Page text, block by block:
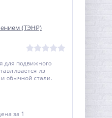
(ТЭНР)
для подвижного
из
обычной стали.
за 1